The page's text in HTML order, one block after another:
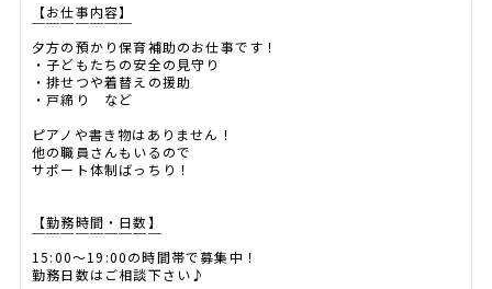
【お仕事内容】
￣￣￣￣￣￣￣
夕方の預かり保育補助のお仕事です！
・子どもたちの安全の見守り
・排せつや着替えの援助
・戸締り など
ピアノや書き物はありません！
他の職員さんもいるので
サポート体制ばっちり！
【勤務時間・日数】
￣￣￣￣￣￣￣￣￣
15:00～19:00の時間帯で募集中！
勤務日数はご相談下さい♪